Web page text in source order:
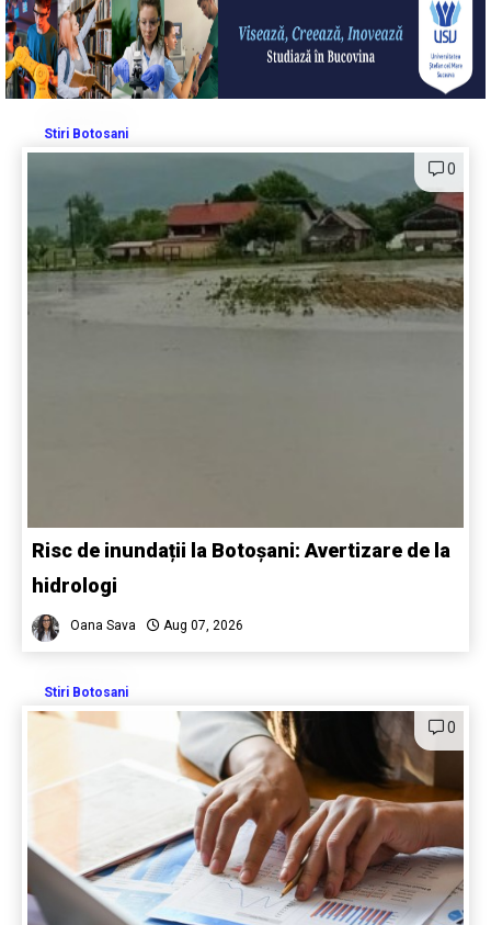
Stiri Botosani
0
Risc de inundații la Botoșani: Avertizare de la
hidrologi
Oana Sava Aug 07, 2026
Stiri Botosani
0